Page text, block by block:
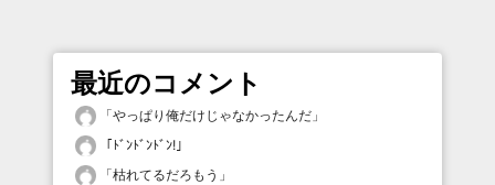
最近のコメント
「やっぱり俺だけじゃなかったんだ 」
「 ﾄﾞﾝﾄﾞﾝﾄﾞﾝ! 」
「枯れてるだろもう 」